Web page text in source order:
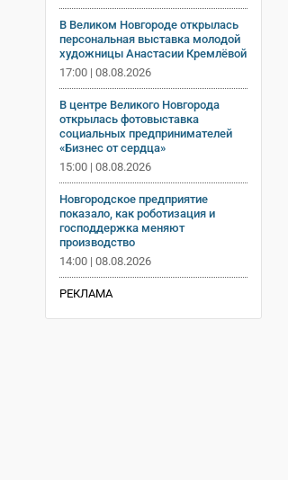
В Великом Новгороде открылась
персональная выставка молодой
художницы Анастасии Кремлёвой
17:00 | 08.08.2026
В центре Великого Новгорода
открылась фотовыставка
социальных предпринимателей
«Бизнес от сердца»
15:00 | 08.08.2026
Новгородское предприятие
показало, как роботизация и
господдержка меняют
производство
14:00 | 08.08.2026
РЕКЛАМА